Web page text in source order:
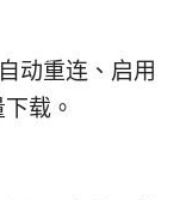
动重连、启用
载。